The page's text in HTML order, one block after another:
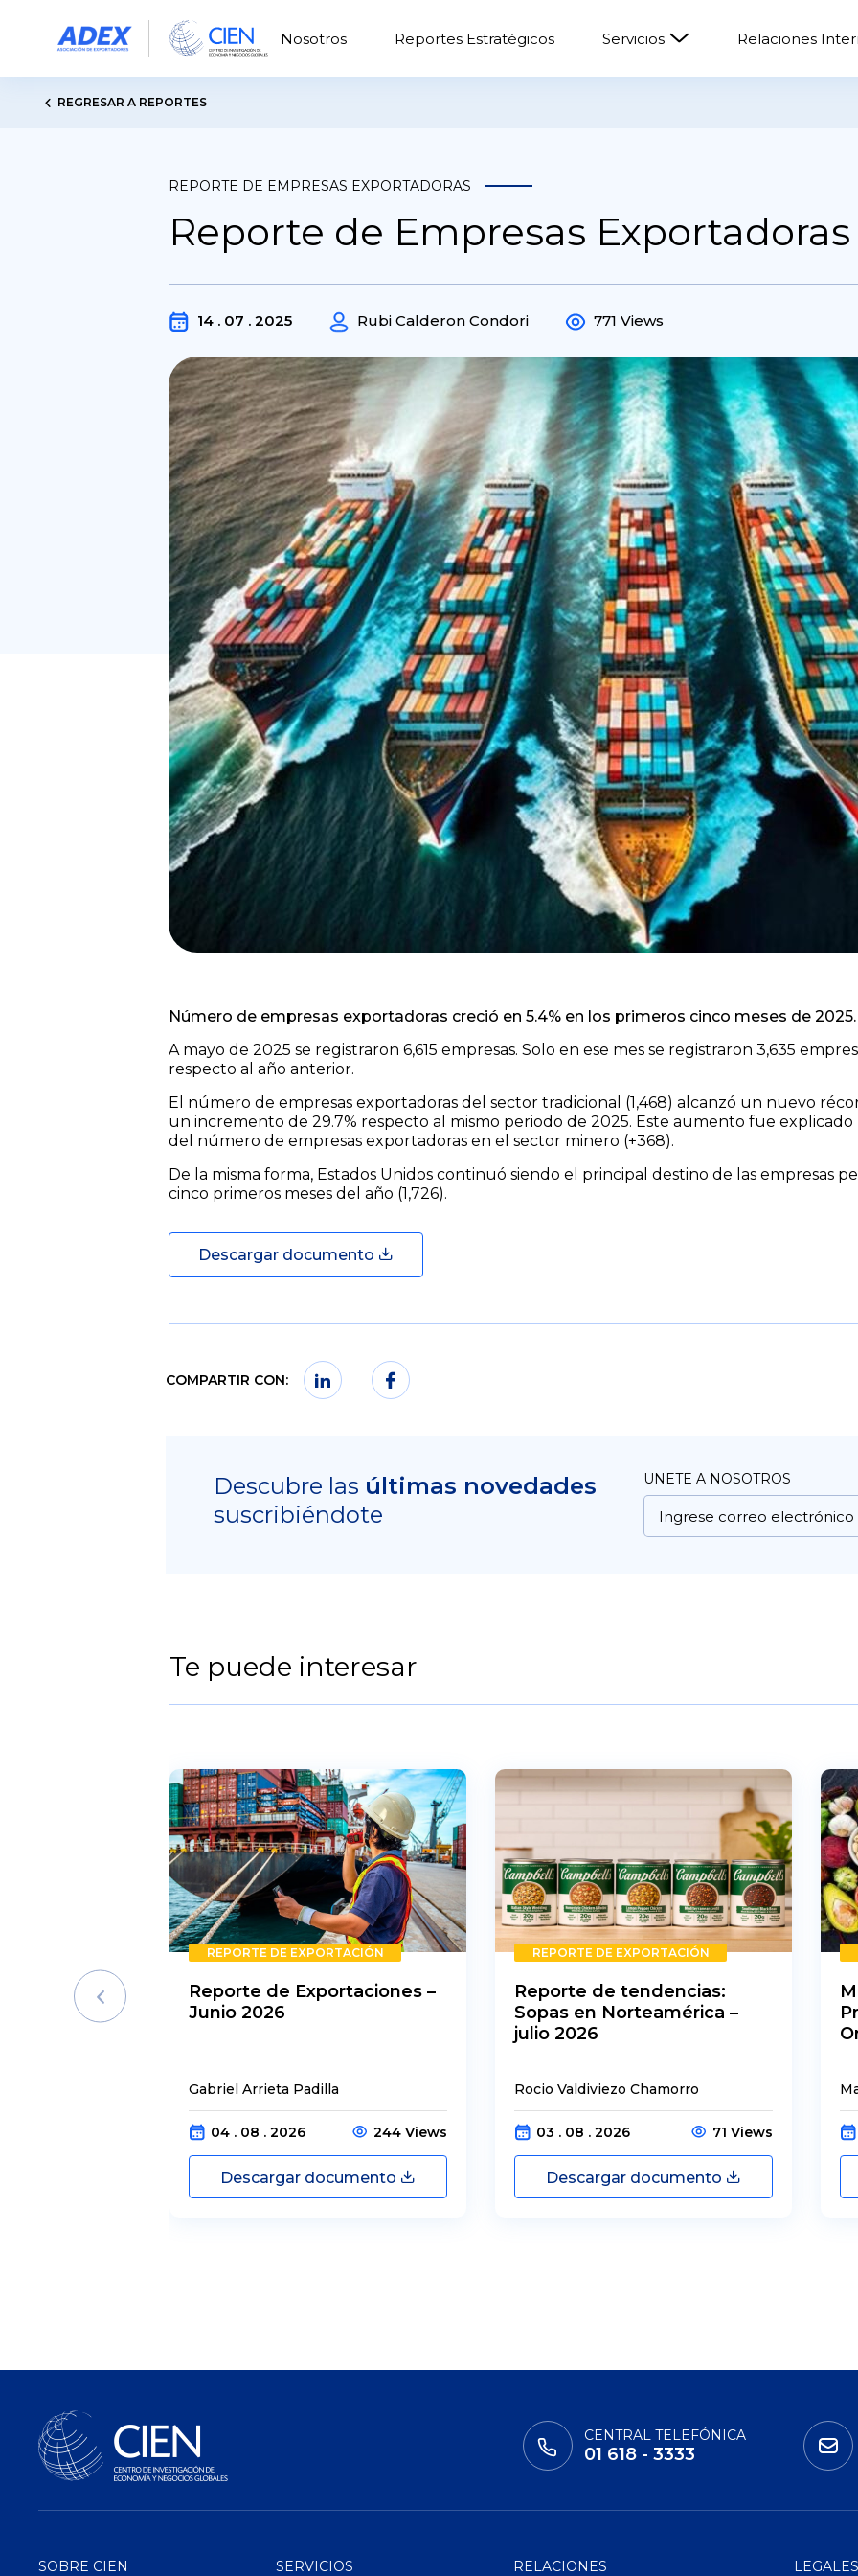
Nosotros Reportes Estratégicos Servicios Relaciones
REGRESAR A REPORTES
REPORTE DE EMPRESAS EXPORTADORAS
Reporte de Empresas
14 . 07 . 2025 Rubi Calderon Condori 771 Views
Número de empresas exportadoras creció en 5.4% en los primeros cinco meses de 2025.
A mayo de 2025 se registraron 6,615 empresas. Solo en ese mes se registraron 3,635
respecto al año anterior.
El número de empresas exportadoras del sector tradicional (1,468) alcanzó un nuevo
un incremento de 29.7% respecto al mismo periodo de 2025. Este aumento fue
del número de empresas exportadoras en el sector minero (+368).
De la misma forma, Estados Unidos continuó siendo el principal destino de las empresas
cinco primeros meses del año (1,726).
Descargar documento
COMPARTIR CON:
Descubre las últimas novedades
suscribiéndote
UNETE A NOSOTROS
Te puede interesar
REPORTE DE EXPORTACIÓN
Reporte de Exportaciones –
Junio 2026
Gabriel Arrieta Padilla
04 . 08 . 2026 244 Views
Descargar documento
REPORTE DE EXPORTACIÓN
Reporte de tendencias:
Sopas en Norteamérica –
julio 2026
Rocio Valdiviezo Chamorro
03 . 08 . 2026 71 Views
Descargar documento
CENTRAL TELEFÓNICA
01 618 - 3333
SOBRE CIEN SERVICIOS
RELACIONES
LEGALES